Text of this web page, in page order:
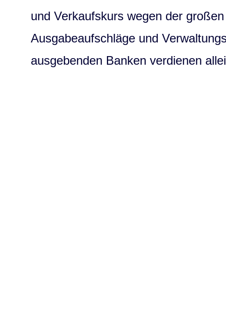
und Verkaufskurs wegen der
Ausgabeaufschläge und
ausgebenden Banken verdienen